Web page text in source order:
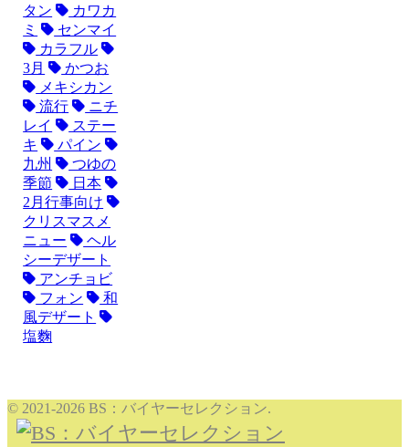
タン
カワカ
ミ
センマイ
カラフル
3月
かつお
メキシカン
流行
ニチ
レイ
ステー
キ
パイン
九州
つゆの
季節
日本
2月行事向け
クリスマスメ
ニュー
ヘル
シーデザート
アンチョビ
フォン
和
風デザート
塩麴
© 2021-2026 BS：バイヤーセレクション.